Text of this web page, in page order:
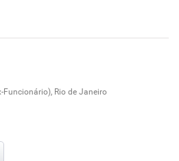
Rio de Janeiro